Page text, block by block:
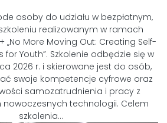
osoby do udziału w bezpłatnym,
realizowanym w ramach
„No More Moving Out: Creating Self-
for Youth”. Szkolenie odbędzie się w
2026 r. i skierowane jest do osób,
swoje kompetencje cyfrowe oraz
samozatrudnienia i pracy z
nowoczesnych technologii. Celem
szkolenia…